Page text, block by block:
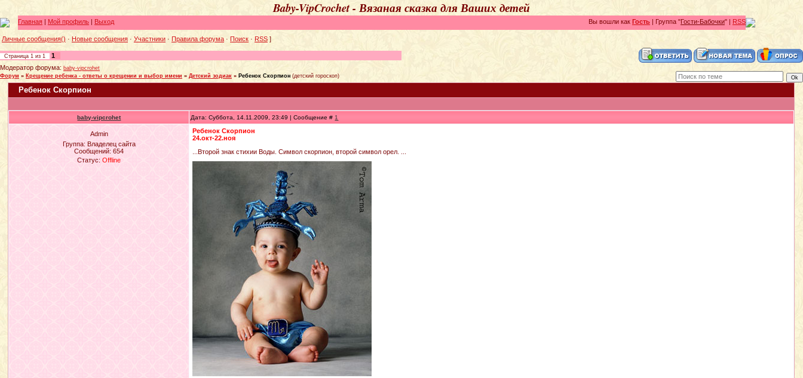
Baby-VipCrochet - Вязаная сказка для Ваших детей
Главная | Мой профиль | Выход Вы вошли как Гость | Группа "Гости-Бабочки" | RSS
Личные сообщения() · Новые сообщения · Участники · Правила форума · Поиск · RSS ]
Страница 1 из 1
1
Модератор форума: baby-vipcrohet
Форум » Крещение ребенка - ответы о крещении и выбор имени » Детский зодиак » Ребенок Скорпион (детский гороскоп)
Ребенок Скорпион
baby-vipcrohet Дата: Суббота, 14.11.2009, 23:49 | Сообщение # 1
Admin
Группа: Владелец сайта
Сообщений:654
Статус:Offline
Ребенок Скорпион
24.окт-22.ноя
...Второй знак стихии Воды. Символ скорпион, второй символ орел. ...